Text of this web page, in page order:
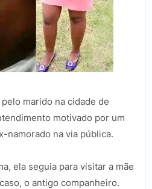
marido na cidade de
motivado por um
namorado na via pública.
ela seguia para visitar a mãe
o antigo companheiro.